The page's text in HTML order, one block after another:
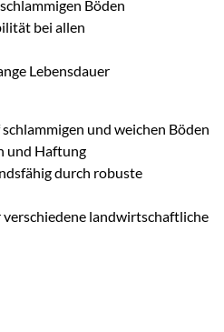
Böden
bei allen
Lebensdauer
und weichen Böden
und Haftung
durch robuste
landwirtschaftliche